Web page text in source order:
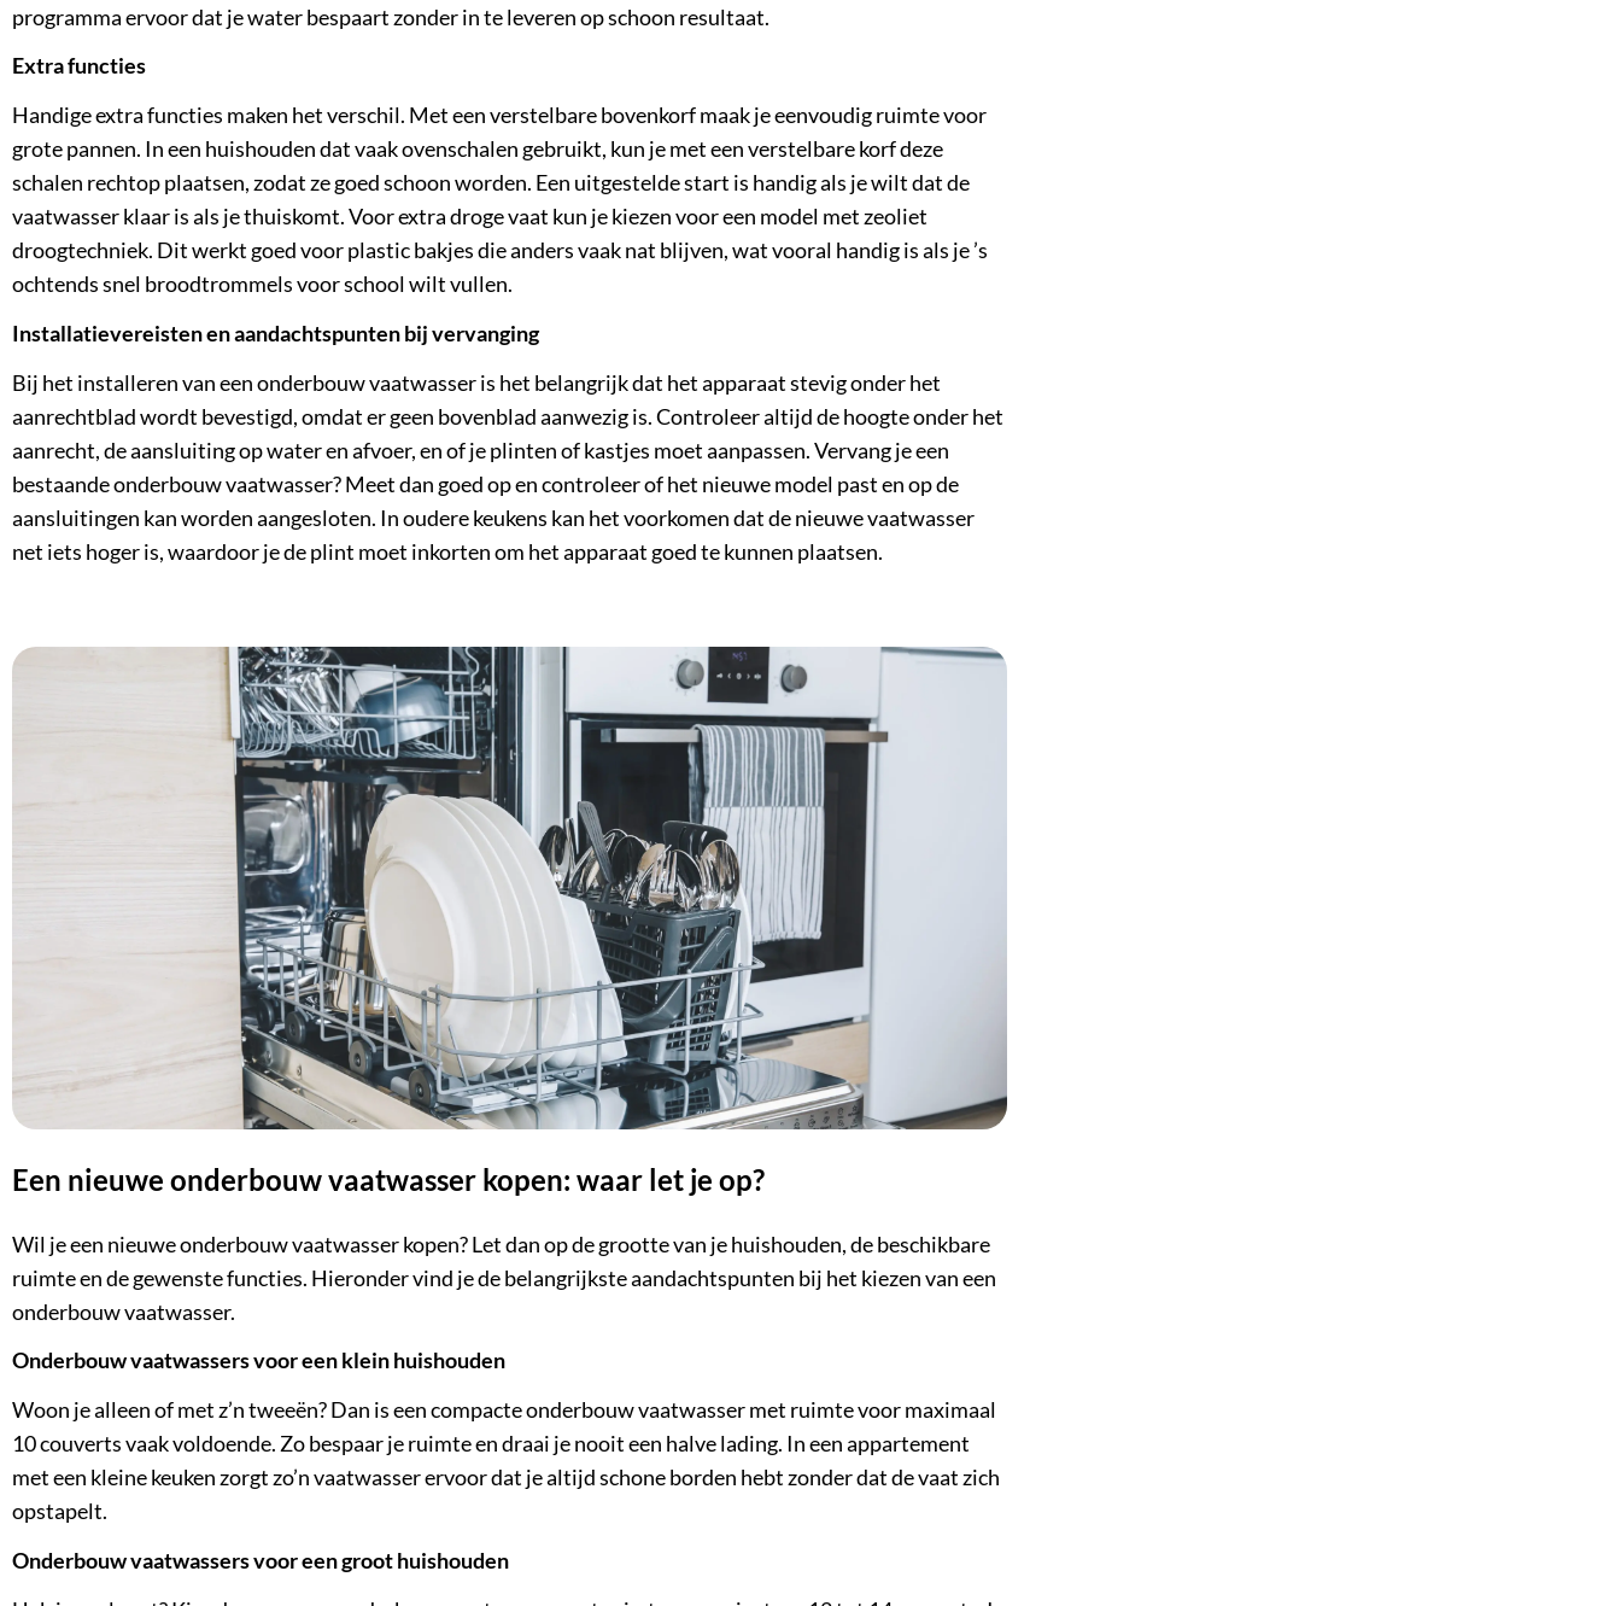
programma ervoor dat je water bespaart zonder in te leveren op schoon resultaat.
Extra functies
Handige extra functies maken het verschil. Met een verstelbare bovenkorf maak je eenvoudig ruimte voor
grote pannen. In een huishouden dat vaak ovenschalen gebruikt, kun je met een verstelbare korf deze
schalen rechtop plaatsen, zodat ze goed schoon worden. Een uitgestelde start is handig als je wilt dat de
vaatwasser klaar is als je thuiskomt. Voor extra droge vaat kun je kiezen voor een model met zeoliet
droogtechniek. Dit werkt goed voor plastic bakjes die anders vaak nat blijven, wat vooral handig is als je ’s
ochtends snel broodtrommels voor school wilt vullen.
Installatievereisten en aandachtspunten bij vervanging
Bij het installeren van een onderbouw vaatwasser is het belangrijk dat het apparaat stevig onder het
aanrechtblad wordt bevestigd, omdat er geen bovenblad aanwezig is. Controleer altijd de hoogte onder het
aanrecht, deaansluiting op water en afvoer, en of je plinten of kastjes moet aanpassen. Vervang je een
bestaande onderbouw vaatwasser? Meet dan goed op en controleer of het nieuwe model past en op de
aansluitingen kan worden aangesloten. In oudere keukens kan het voorkomen dat de nieuwe vaatwasser
net iets hoger is, waardoor je de plint moet inkorten om het apparaat goed te kunnen plaatsen.
Een nieuwe onderbouw vaatwasser kopen: waar let je op?
Wil je een nieuwe onderbouw vaatwasser kopen? Let dan op de grootte van je huishouden, de beschikbare
ruimte en de gewenste functies. Hieronder vind je de belangrijkste aandachtspunten bij het kiezen van een
onderbouw vaatwasser.
Onderbouw vaatwassers voor een klein huishouden
Woon je alleen of met z’n tweeën? Dan is een compacte onderbouw vaatwasser met ruimte voor maximaal
10 couverts vaak voldoende. Zo bespaar je ruimte en draai je nooit een halve lading. In een appartement
met een kleine keuken zorgt zo’n vaatwasser ervoor dat je altijd schone borden hebt zonder dat de vaat zich
opstapelt.
Onderbouw vaatwassers voor een groot huishouden